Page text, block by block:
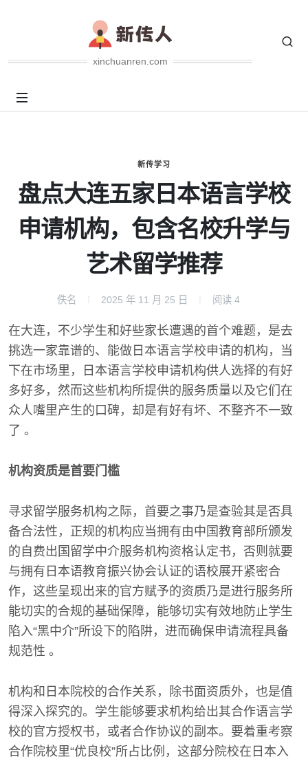
xinchuanren.com
新传学习
盘点大连五家日本语言学校
申请机构，包含名校升学与
艺术留学推荐
佚名 2025 年 11 月 25 日 阅读 4
在大连，不少学生和好些家长遭遇的首个难题，是去
挑选一家靠谱的、能做日本语言学校申请的机构，当
下在市场里，日本语言学校申请机构供人选择的有好
多好多，然而这些机构所提供的服务质量以及它们在
众人嘴里产生的口碑，却是有好有坏、不整齐不一致
了 。
机构资质是首要门槛
寻求留学服务机构之际，首要之事乃是查验其是否具
备合法性，正规的机构应当拥有由中国教育部所颁发
的自费出国留学中介服务机构资格认定书，否则就要
与拥有日本语教育振兴协会认证的语校展开紧密合
作，这些呈现出来的官方赋予的资质乃是进行服务所
能切实的合规的基础保障，能够切实有效地防止学生
陷入“黑中介”所设下的陷阱，进而确保申请流程具备
规范性 。
机构和日本院校的合作关系，除书面资质外，也是值
得深入探究的。学生能够要求机构给出其合作语言学
校的官方授权书，或者合作协议的副本。要着重考察
合作院校里“优良校”所占比例，这部分院校在日本入